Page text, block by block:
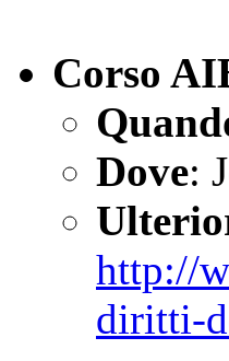
Corso
Dove:
http://
diritti-